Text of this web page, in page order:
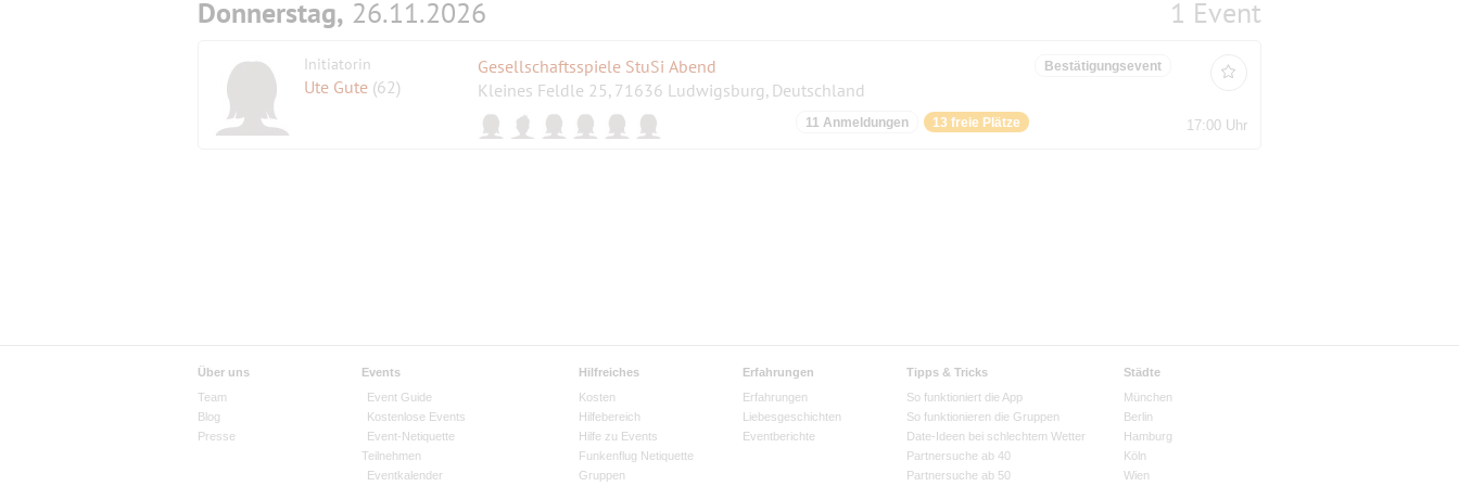
Donnerstag, 26.11.2026 1 Event
Initiatorin
Ute Gute (62)
Gesellschaftsspiele StuSi Abend
Kleines Feldle 25, 71636 Ludwigsburg, Deutschland
Bestätigungsevent
11 Anmeldungen 13 freie Plätze 17:00 Uhr
Über uns
Team
Blog
Presse
Events
Event Guide
Kostenlose Events
Event-Netiquette
Teilnehmen
Eventkalender
Hilfreiches
Kosten
Hilfebereich
Hilfe zu Events
Funkenflug Netiquette
Gruppen
Erfahrungen
Erfahrungen
Liebesgeschichten
Eventberichte
Tipps & Tricks
So funktioniert die App
So funktionieren die Gruppen
Date-Ideen bei schlechtem Wetter
Partnersuche ab 40
Partnersuche ab 50
Städte
München
Berlin
Hamburg
Köln
Wien